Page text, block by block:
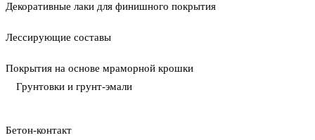
Декоративные лаки для финишного покрытия
Лессирующие составы
Покрытия на основе мраморной крошки
Грунтовки и грунт-эмали
Бетон-контакт